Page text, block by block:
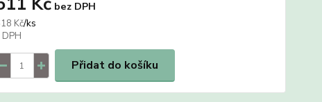
Kč/ks
bez DPH
Přidat do košíku